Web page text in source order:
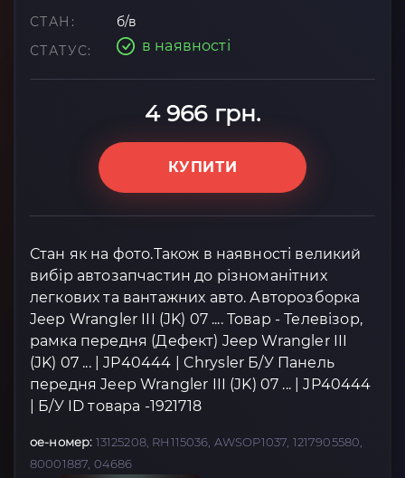
СТАН:
б/в
СТАТУС:
в наявності
4 966 грн.
КУПИТИ
Стан як на фото.Також в наявності великий
вибір автозапчастин до різноманітних
легкових та вантажних авто. Авторозборка
Jeep Wrangler III (JK) 07 .... Товар - Телевізор,
рамка передня (Дефект) Jeep Wrangler III
(JK) 07 ... | JP40444 | Chrysler Б/У Панель
передня Jeep Wrangler III (JK) 07 ... | JP40444
| Б/У ID товара -1921718
oe-номер: 13125208, RH115036, AWSOP1037, 1217905580,
80001887, 04686